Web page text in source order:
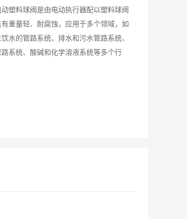
动塑料球阀是由电动执行器配以塑料球阀
重量轻、耐腐蚀，应用于多个领域，如
水的管路系统、排水和污水管路系统、
系统、酸碱和化学溶液系统等多个行